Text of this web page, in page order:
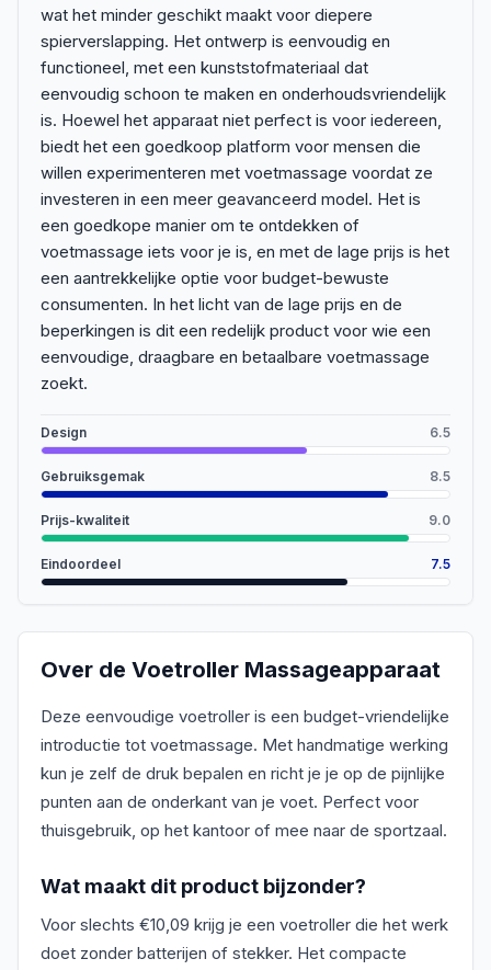
wat het minder geschikt maakt voor diepere
spierverslapping. Het ontwerp is eenvoudig en
functioneel, met een kunststofmateriaal dat
eenvoudig schoon te maken en onderhoudsvriendelijk
is. Hoewel het apparaat niet perfect is voor iedereen,
biedt het een goedkoop platform voor mensen die
willen experimenteren met voetmassage voordat ze
investeren in een meer geavanceerd model. Het is
een goedkope manier om te ontdekken of
voetmassage iets voor je is, en met de lage prijs is het
een aantrekkelijke optie voor budget-bewuste
consumenten. In het licht van de lage prijs en de
beperkingen is dit een redelijk product voor wie een
eenvoudige, draagbare en betaalbare voetmassage
zoekt.
Design 6.5
Gebruiksgemak 8.5
Prijs-kwaliteit 9.0
Eindoordeel 7.5
Over de Voetroller Massageapparaat
Deze eenvoudige voetroller is een budget-vriendelijke
introductie tot voetmassage. Met handmatige werking
kun je zelf de druk bepalen en richt je je op de pijnlijke
punten aan de onderkant van je voet. Perfect voor
thuisgebruik, op het kantoor of mee naar de sportzaal.
Wat maakt dit product bijzonder?
Voor slechts €10,09 krijg je een voetroller die het werk
doet zonder batterijen of stekker. Het compacte